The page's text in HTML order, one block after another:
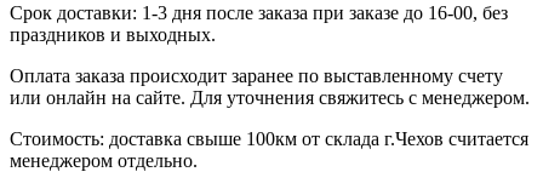
Срок доставки: 1-3 дня после заказа при заказе до 16-00, без
праздников и выходных.
Оплата заказа происходит заранее по выставленному счету
или онлайн на сайте. Для уточнения свяжитесь с менеджером.
Стоимость: доставка свыше 100км от склада г.Чехов считается
менеджером отдельно.